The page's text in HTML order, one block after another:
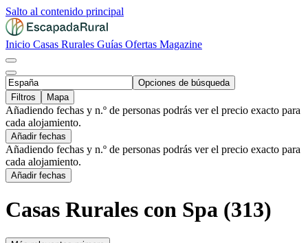
Salto al contenido principal
Inicio Casas Rurales Guías Ofertas Magazine
Opciones de búsqueda
Filtros
Mapa
Añadiendo fechas y n.º de personas podrás ver el precio exacto para
cada alojamiento.
Añadir fechas
Añadiendo fechas y n.º de personas podrás ver el precio exacto para
cada alojamiento.
Añadir fechas
Casas Rurales con Spa (313)